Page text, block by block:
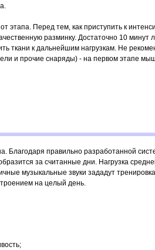
этапа. Перед тем, как приступить к
разминку. Достаточно 10 минут
ткани к дальнейшим нагрузкам. Не
и прочие снаряды) - на первом этапе
Благодаря правильно разработанной
за считанные дни. Нагрузка
музыкальные звуки зададут
на целый день.